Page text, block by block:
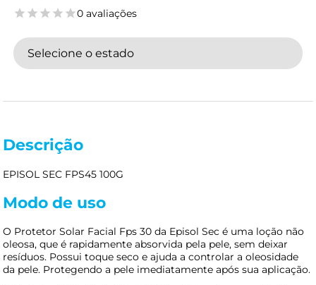
0 avaliações
Selecione o estado
Descrição
EPISOL SEC FPS45 100G
Modo de uso
O Protetor Solar Facial Fps 30 da Episol Sec é uma loção não
oleosa, que é rapidamente absorvida pela pele, sem deixar
resíduos. Possui toque seco e ajuda a controlar a oleosidade
da pele. Protegendo a pele imediatamente após sua aplicação.